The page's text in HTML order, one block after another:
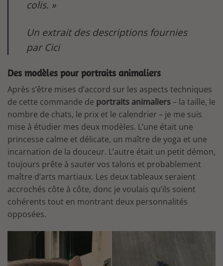
colis. »
Un extrait des descriptions fournies
par Cici
Des modèles pour portraits animaliers
Après s’être mises d’accord sur les aspects techniques
de cette commande de portraits animaliers– la taille, le
nombre de chats, le prix et le calendrier – je me suis
mise à étudier mes deux modèles. L’une était une
princesse calme et délicate, un maître de yoga et une
incarnation de la douceur. L’autre était un petit démon,
toujours prête à sauter vos talons et probablement
maître d’arts martiaux. Les deux tableaux seraient
accrochés côte à côte, donc je voulais qu’ils soient
cohérents tout en montrant deux personnalités
opposées.